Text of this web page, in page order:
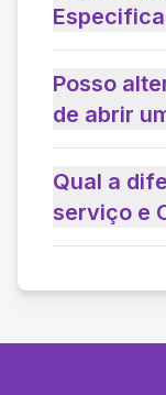
Posso
de abrir
Qual a
serviço e